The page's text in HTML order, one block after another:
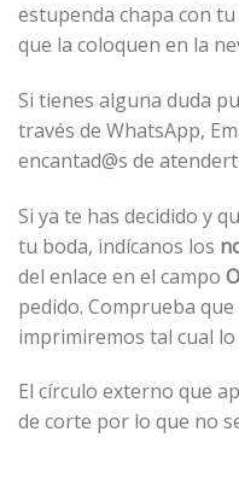
estupenda chapa con
que la coloquen en la
Si tienes alguna duda
través de WhatsApp,
encantad@s de
Si ya te has decidido y
tu boda, indícanos los
del enlace en el campo
pedido. Comprueba
imprimiremos tal cual lo
El círculo externo que
de corte por lo que no